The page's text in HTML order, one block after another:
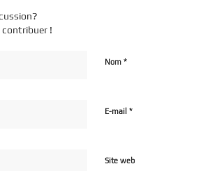
contribuer !
Nom *
E-mail *
Site web